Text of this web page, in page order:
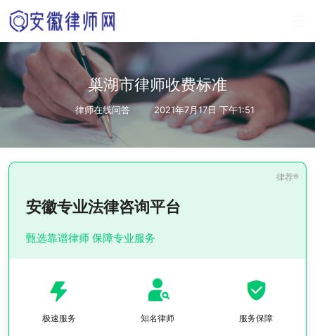
巢湖市律师收费标准
律师在线问答 2021年7月17日 下午1:51
安徽专业法律咨询平台
甄选靠谱律师 保障专业服务
极速服务 知名律师 服务保障